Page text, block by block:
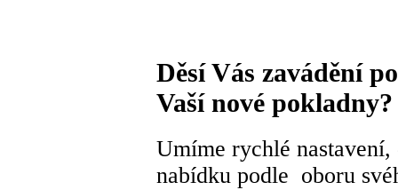
Děsí Vás zavádění
Vaší nové pokladny?
Umíme rychlé nastavení,
nabídku podle oboru